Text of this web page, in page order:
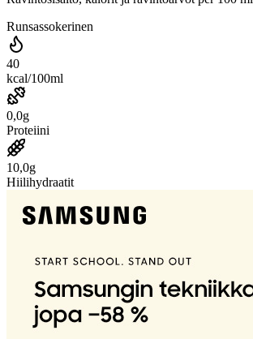
Runsassokerinen
40
kcal/100ml
0,0g
Proteiini
10,0g
Hiilihydraatit